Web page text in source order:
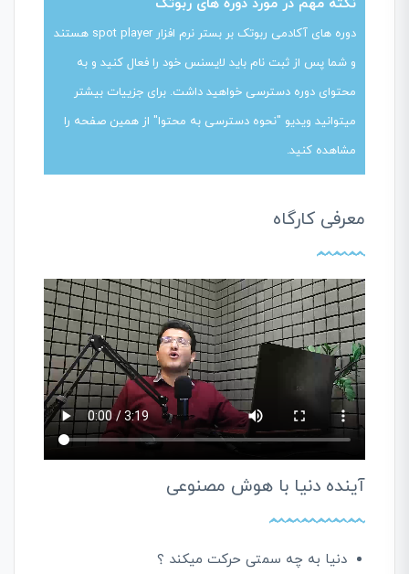
دوره های آکادمی ربوتک بر بستر نرم افزار spot player هستند
و شما پس از ثبت نام باید لایسنس خود را فعال کنید و به
محتوای دوره دسترسی خواهید داشت. برای جزییات بیشتر
میتوانید ویدیو "نحوه دسترسی به محتوا" از همین صفحه را
مشاهده کنید.
معرفی کارگاه
آینده دنیا با هوش مصنوعی
دنیا به چه سمتی حرکت میکند ؟